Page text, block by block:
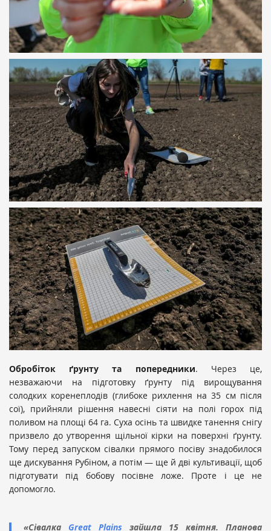
Обробіток ґрунту та попередники. Через це,
незважаючи на підготовку ґрунту під вирощування
солодких коренеплодів (глибоке рихлення на 35 см після
сої), прийняли рішення навесні сіяти на полі горох під
поливом на площі 64 га. Суха осінь та швидке танення снігу
призвело до утворення щільної кірки на поверхні ґрунту.
Тому перед запуском сівалки прямого посіву знадобилося
ще дискування Рубіном, а потім — ще й дві культивації, щоб
підготувати під бобову посівне ложе. Проте і це не
допомогло.
«Сівалка Great Plains зайшла 15 квітня. Планова